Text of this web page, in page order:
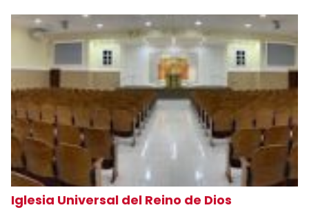
Iglesia Universal del Reino de Dios